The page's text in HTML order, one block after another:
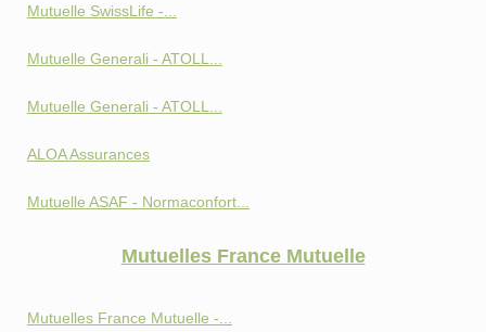
Mutuelle SwissLife -...
Mutuelle Generali - ATOLL...
Mutuelle Generali - ATOLL...
ALOA Assurances
Mutuelle ASAF - Normaconfort...
Mutuelles France Mutuelle
Mutuelles France Mutuelle -...